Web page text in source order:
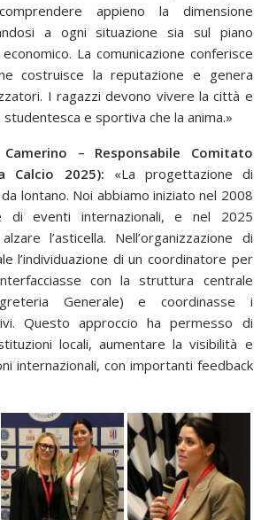
appieno la dimensione
a ogni situazione sia sul piano
La comunicazione conferisce
costruisce la reputazione e genera
I ragazzi devono vivere la città e
e sportiva che la anima.»
– Responsabile Comitato
Calcio 2025): «La progettazione di
lontano. Noi abbiamo iniziato nel 2008
di eventi internazionali, e nel 2025
l’asticella. Nell’organizzazione di
l’individuazione di un coordinatore per
con la struttura centrale
Generale) e coordinasse i
Questo approccio ha permesso di
locali, aumentare la visibilità e
internazionali, con importanti feedback